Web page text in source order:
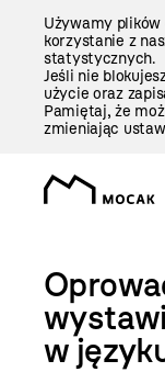
Używamy
korzystanie z
statystycznych.
Jeśli nie
użycie oraz
Pamiętaj, że
zmieniając
w